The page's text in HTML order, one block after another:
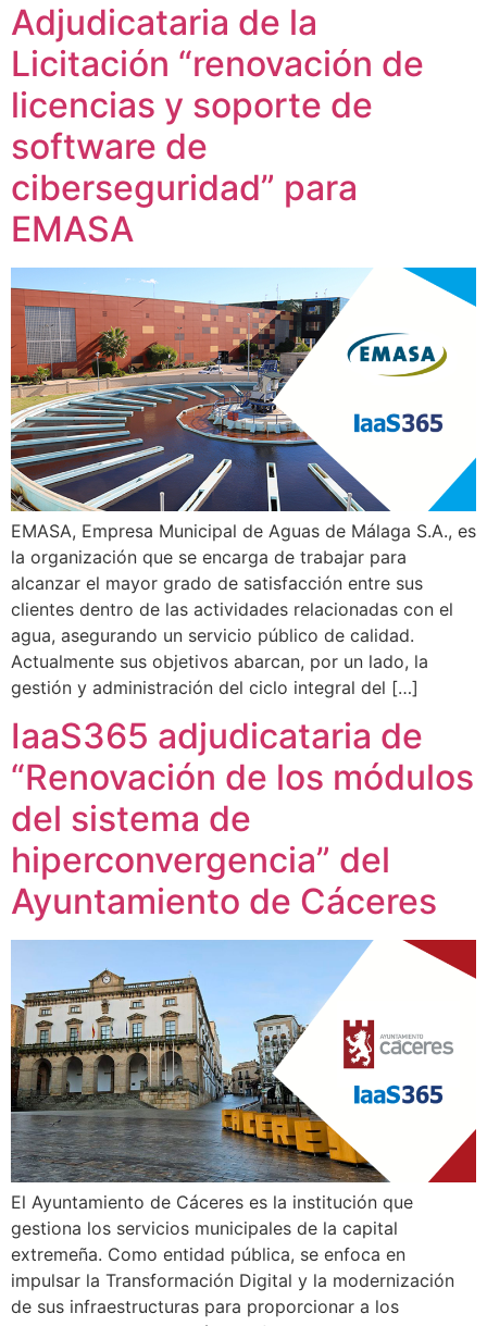
Adjudicataria de la
Licitación “renovación de
licencias y soporte de
software de
ciberseguridad” para
EMASA
EMASA, Empresa Municipal de Aguas de Málaga S.A., es
la organización que se encarga de trabajar para
alcanzar el mayor grado de satisfacción entre sus
clientes dentro de las actividades relacionadas con el
agua, asegurando un servicio público de calidad.
Actualmente sus objetivos abarcan, por un lado, la
gestión y administración del ciclo integral del […]
IaaS365 adjudicataria de
“Renovación de los módulos
del sistema de
hiperconvergencia” del
Ayuntamiento de Cáceres
El Ayuntamiento de Cáceres es la institución que
gestiona los servicios municipales de la capital
extremeña. Como entidad pública, se enfoca en
impulsar la Transformación Digital y la modernización
de sus infraestructuras para proporcionar a los